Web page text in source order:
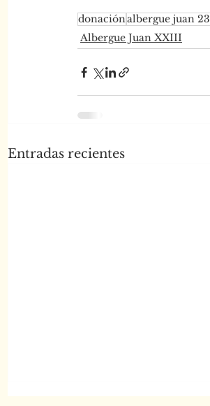
donaciónalbergue juan 23
Albergue Juan XXIII
Entradas recientes